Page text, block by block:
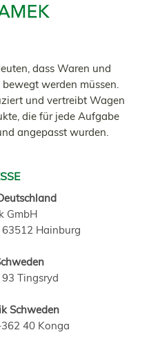
dass Waren und
werden müssen.
und vertreibt Wagen
die für jede Aufgabe
angepasst wurden.
GmbH
63512 Hainburg
Tingsryd
Schweden
40 Konga